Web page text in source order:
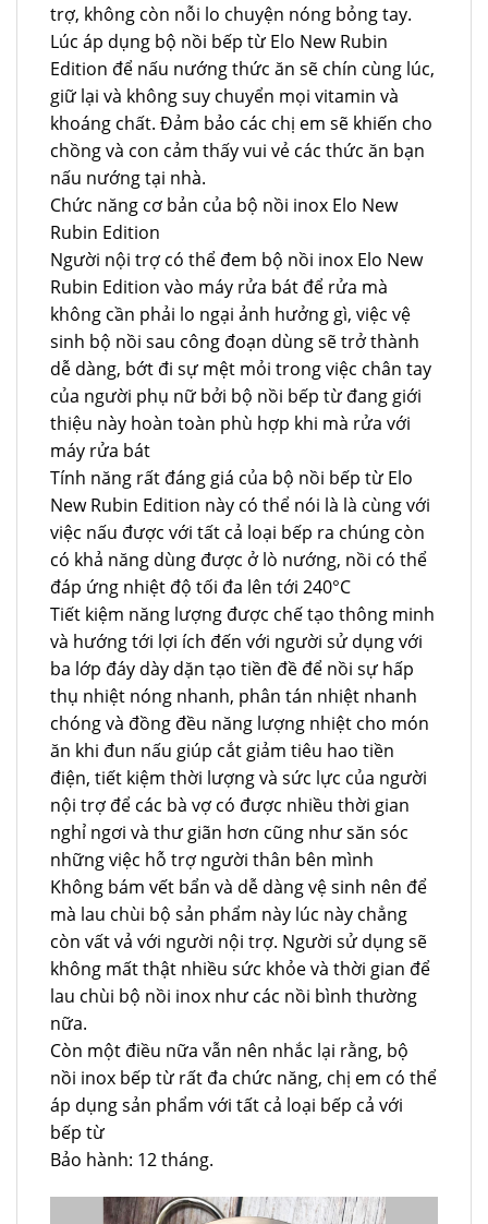
trợ, không còn nỗi lo chuyện nóng bỏng tay.
Lúc áp dụng bộ nồi bếp từ Elo New Rubin
Edition để nấu nướng thức ăn sẽ chín cùng lúc,
giữ lại và không suy chuyển mọi vitamin và
khoáng chất. Đảm bảo các chị em sẽ khiến cho
chồng và con cảm thấy vui vẻ các thức ăn bạn
nấu nướng tại nhà.
Chức năng cơ bản của bộ nồi inox Elo New
Rubin Edition
Người nội trợ có thể đem bộ nồi inox Elo New
Rubin Edition vào máy rửa bát để rửa mà
không cần phải lo ngại ảnh hưởng gì, việc vệ
sinh bộ nồi sau công đoạn dùng sẽ trở thành
dễ dàng, bớt đi sự mệt mỏi trong việc chân tay
của người phụ nữ bởi bộ nồi bếp từ đang giới
thiệu này hoàn toàn phù hợp khi mà rửa với
máy rửa bát
Tính năng rất đáng giá của bộ nồi bếp từ Elo
New Rubin Edition này có thể nói là là cùng với
việc nấu được với tất cả loại bếp ra chúng còn
có khả năng dùng được ở lò nướng, nồi có thể
đáp ứng nhiệt độ tối đa lên tới 240°C
Tiết kiệm năng lượng được chế tạo thông minh
và hướng tới lợi ích đến với người sử dụng với
ba lớp đáy dày dặn tạo tiền đề để nồi sự hấp
thụ nhiệt nóng nhanh, phân tán nhiệt nhanh
chóng và đồng đều năng lượng nhiệt cho món
ăn khi đun nấu giúp cắt giảm tiêu hao tiền
điện, tiết kiệm thời lượng và sức lực của người
nội trợ để các bà vợ có được nhiều thời gian
nghỉ ngơi và thư giãn hơn cũng như săn sóc
những việc hỗ trợ người thân bên mình
Không bám vết bẩn và dễ dàng vệ sinh nên để
mà lau chùi bộ sản phẩm này lúc này chẳng
còn vất vả với người nội trợ. Người sử dụng sẽ
không mất thật nhiều sức khỏe và thời gian để
lau chùi bộ nồi inox như các nồi bình thường
nữa.
Còn một điều nữa vẫn nên nhắc lại rằng, bộ
nồi inox bếp từ rất đa chức năng, chị em có thể
áp dụng sản phẩm với tất cả loại bếp cả với
bếp từ
Bảo hành: 12 tháng.